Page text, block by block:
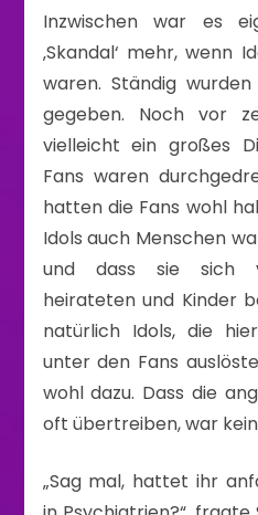
Inzwischen war es
‚Skandal‘ mehr, wenn
waren. Ständig
gegeben. Noch vor
vielleicht ein großes
Fans waren
hatten die Fans wohl
Idols auch Menschen
und dass sie sich
heirateten und Kinder
natürlich Idols, die
unter den Fans
wohl dazu. Dass die
oft übertreiben, war
„Sag mal, hattet ihr